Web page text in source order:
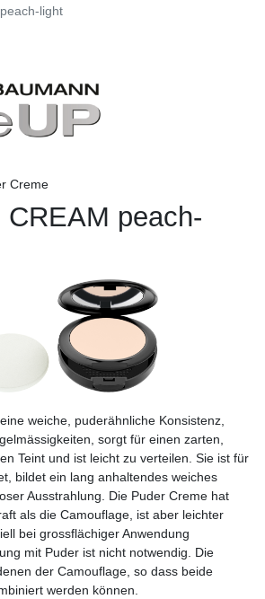
light
Creme
CREAM peach-
weiche, puderähnliche Konsistenz,
sorgt für einen zarten,
Teint und ist leicht zu verteilen. Sie ist für
bildet ein lang anhaltendes weiches
Ausstrahlung. Die Puder Creme hat
als die Camouflage, ist aber leichter
bei grossflächiger Anwendung
mit Puder ist nicht notwendig. Die
der Camouflage, so dass beide
werden können.